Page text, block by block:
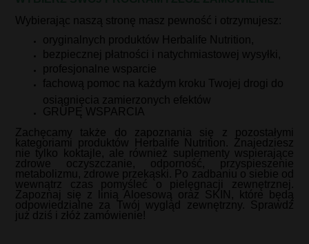
Wybierając naszą stronę masz pewność i otrzymujesz:
oryginalnych produktów Herbalife Nutrition,
bezpiecznej płatności i natychmiastowej wysyłki,
profesjonalne wsparcie
fachową pomoc na każdym kroku Twojej drogi do
osiągnięcia zamierzonych efektów
GRUPĘ WSPARCIA
Zachęcamy także do zapoznania się z pozostałymi
kategoriami produktów Herbalife Nutrition. Znajedziesz
nie tylko koktajle, ale również suplementy wspierające
zdrowe oczyszczanie, odporność, przyspieszenie
metabolizmu, zdrowe przekąski. Po zadbaniu o siebie od
wewnątrz czas pomyśleć o pielęgnacji zewnętrznej.
Zapoznaj się z linią Aloesową oraz SKIN, które będą
odpowiedzialne za Twój wygląd zewnętrzny. Sprawdź
już dziś i złóż zamówienie!